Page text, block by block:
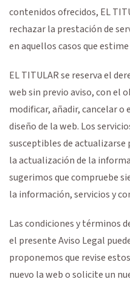
contenidos ofrecidos, EL
rechazar la prestación de
en aquellos casos que
EL TITULAR se reserva el
web sin previo aviso, con el
modificar, añadir, cancelar
diseño de la web. Los
susceptibles de actualizarse
la actualización de la
sugerimos que compruebe
la información, servicios y
Las condiciones y términos
el presente Aviso Legal
proponemos que revise
nuevo la web o solicite un